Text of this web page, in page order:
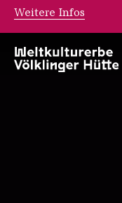
Startseite
Weitere Infos